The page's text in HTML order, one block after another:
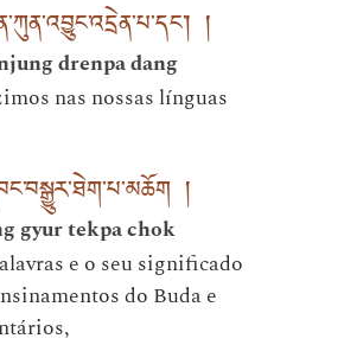
།
drenpa dang
nas nossas línguas
།
gyur tekpa chok
e o seu significado
do Buda e